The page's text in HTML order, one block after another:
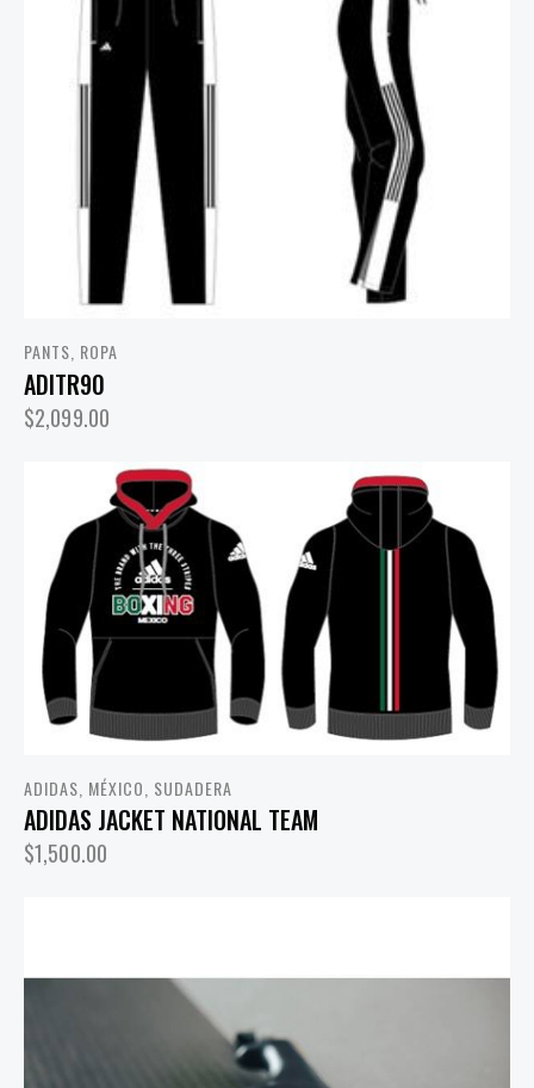
PANTS, ROPA
ADITR90
$2,099.00
ADIDAS MÉXICO SUDADERA
ADIDAS JACKET NATIONAL TEAM
$1,500.00